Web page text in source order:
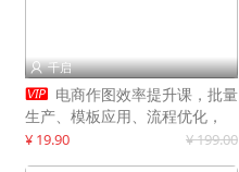
 千启
 电商作图效率提升课，批量
生产、模板应用、流程优化，
20+细分品类实操案例，月赚3
¥ 19.90 ¥ 199.00